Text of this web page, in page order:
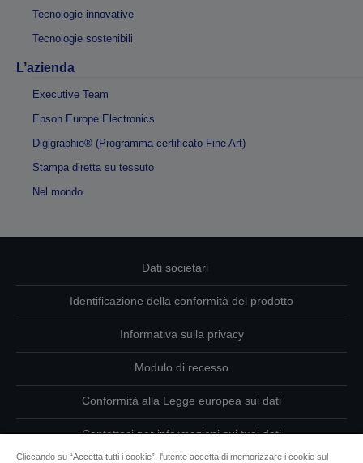
Tecnologie innovative
Tecnologie sostenibili
L’azienda
Executive Team
Epson Europe Electronics
Digigraphie® (Programma certificato Fine Art)
Stampa diretta su tessuto
Nel mondo
Dati societari
Identificazione della conformità del prodotto
Informativa sulla privacy
Modulo di recesso
Conformità alla Legge europea sui dati
Contattaci per informazioni sui tuoi dati
Cliccando su “Accetta tutti i cookie”, l'utente accetta di memorizzare i cookie sul